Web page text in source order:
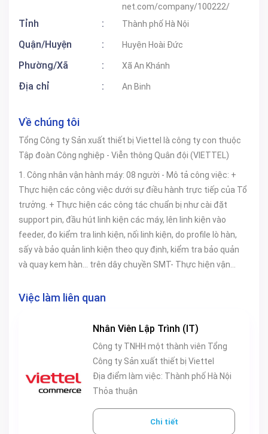
net.com/company/100222/
Tỉnh : Thành phố Hà Nội
Quận/Huyện : Huyện Hoài Đức
Phường/Xã : Xã An Khánh
Địa chỉ : An Binh
Về chúng tôi
Tổng Công ty Sản xuất thiết bị Viettel là công ty con thuộc
Tập đoàn Công nghiệp - Viễn thông Quân đội (VIETTEL)
1. Công nhân vận hành máy: 08 người - Mô tả công việc: +
Thực hiện các công việc dưới sự điều hành trực tiếp của Tổ
trưởng. + Thực hiện các công tác chuẩn bị như cài đặt
support pin, đầu hút linh kiện các máy, lên linh kiện vào
feeder, đo kiểm tra linh kiện, nối linh kiện, do profile lò hàn,
sấy và bảo quản linh kiện theo quy định, kiểm tra bảo quản
và quay kem hàn... trên dây chuyền SMT- Thực hiện vận
các lỗi SMT cơ bản như pickup và đầu hút bẩn...kiểm tra xác
tháo linh kiện, kiểm tra và chốt số liệu trước khi nhập trả
Điện, Điện tử/Điện tử viễn thông/Tự động hóa - Địa điểm
làm việc: An Khánh, Hoài Đức, Hà Nội. 2. Công nhân sửa chữa:
sản phẩm lỗi trong quá trình sản xuất, phân tích lỗi, đưa ra
phương án và thực hiện sửa chữa. + Tiếp nhận và sửa chữa
Việc làm liên quan
Nhân Viên Lập Trình (IT)
Công ty TNHH một thành viên Tổng
Công ty Sản xuất thiết bị Viettel
Địa điểm làm việc: Thành phố Hà Nội
Thỏa thuận
Chi tiết